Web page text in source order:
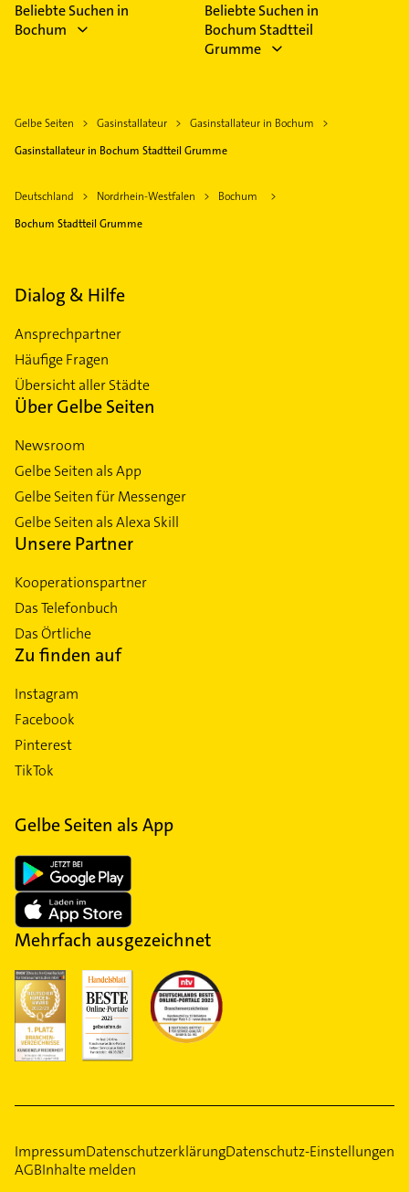
Beliebte Suchen in
Bochum
Beliebte Suchen in
Bochum Stadtteil
Grumme
Gelbe Seiten Gasinstallateur
Gasinstallateur in Bochum
Gasinstallateur in Bochum Stadtteil Grumme
Deutschland Nordrhein-Westfalen
Bochum
Bochum Stadtteil Grumme
Dialog & Hilfe
Ansprechpartner
Häufige Fragen
Übersicht aller Städte
Über Gelbe Seiten
Newsroom
Gelbe Seiten als App
Gelbe Seiten für Messenger
Gelbe Seiten als Alexa Skill
Unsere Partner
Kooperationspartner
Das Telefonbuch
Das Örtliche
Zu finden auf
Instagram
Facebook
Pinterest
TikTok
Gelbe Seiten als App
Mehrfach ausgezeichnet
ImpressumDatenschutzerklärungDatenschutz-Einstellungen
AGBInhalte melden